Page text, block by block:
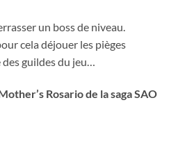
un boss de niveau.
cela déjouer les pièges
guildes du jeu…
Rosario de la saga SAO